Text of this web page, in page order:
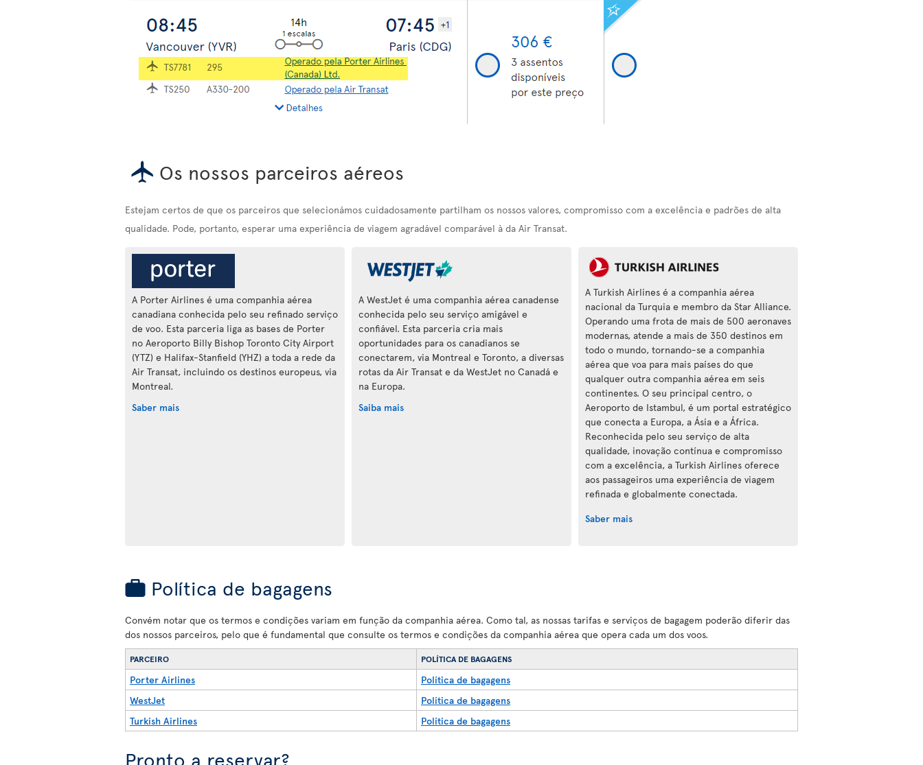
Os nossos parceiros aéreos
Estejam certos de que os parceiros que selecionámos cuidadosamente partilham os nossos valores, compromisso com a excelência e padrões de alta
qualidade. Pode, portanto, esperar uma experiência de viagem agradável comparável à da Air Transat.
A Porter Airlines é uma companhia aérea
canadiana conhecida pelo seu refinado serviço
de voo. Esta parceria liga as bases de Porter
no Aeroporto Billy Bishop Toronto City Airport
(YTZ) e Halifax-Stanfield (YHZ) a toda a rede da
Air Transat, incluindo os destinos europeus, via
Montreal.
Saber mais
A WestJet é uma companhia aérea canadense
conhecida pelo seu serviço amigável e
confiável. Esta parceria cria mais
oportunidades para os canadianos se
conectarem, via Montreal e Toronto, a diversas
rotas da Air Transat e da WestJet no Canadá e
na Europa.
Saiba mais
A Turkish Airlines é a companhia aérea
nacional da Turquia e membro da Star Alliance.
Operando uma frota de mais de 500 aeronaves
modernas, atende a mais de 350 destinos em
todo o mundo, tornando-se a companhia
aérea que voa para mais países do que
qualquer outra companhia aérea em seis
continentes. O seu principal centro, o
Aeroporto de Istambul, é um portal estratégico
que conecta a Europa, a Ásia e a África.
Reconhecida pelo seu serviço de alta
qualidade, inovação contínua e compromisso
com a excelência, a Turkish Airlines oferece
aos passageiros uma experiência de viagem
refinada e globalmente conectada.
Saber mais
Política de bagagens
Convém notar que os termos e condições variam em função da companhia aérea. Como tal, as nossas tarifas e serviços de bagagem poderão diferir das
dos nossos parceiros, pelo que é fundamental que consulte os termos e condições da companhia aérea que opera cada um dos voos.
PARCEIRO POLÍTICA DE BAGAGENS
Porter Airlines
Política de bagagens
WestJet
Política de bagagens
Turkish Airlines
Política de bagagens
Pronto a reservar?